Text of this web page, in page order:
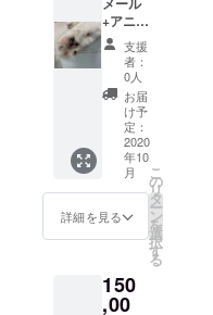
効です
ので、
いつで
も聞い
てくだ
さい。
有効有
効期
限 最
初に利
用して
から3か
月
+アニマ
ルコ
ミュニ
ケー
ション
（7カ月
有効チ
ケッ
ト 質
問12項
目） 愛
猫ちゃ
んに伝
聞きた
いこ
支援
者：
0人
お届
け予
定：
2020
年10
月
詳細を見る
こ
の
リ
タ
ー
ン
を
選
択
す
る
150
,00